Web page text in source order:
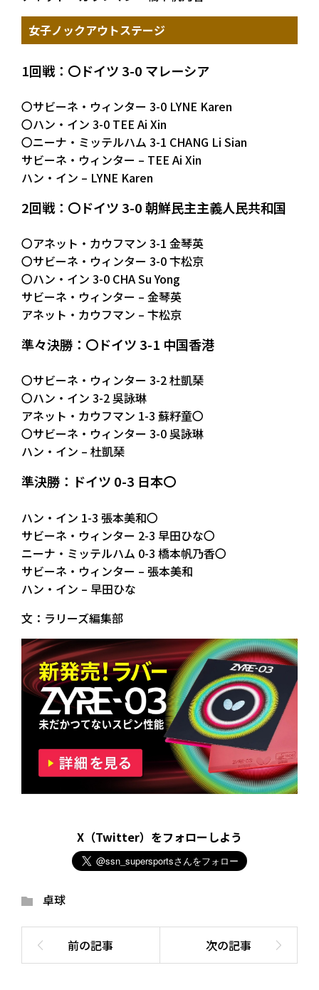
女子ノックアウトステージ
1回戦：〇ドイツ 3-0 マレーシア
〇サビーネ・ウィンター 3-0 LYNE Karen
〇ハン・イン 3-0 TEE Ai Xin
〇ニーナ・ミッテルハム 3-1 CHANG Li Sian
サビーネ・ウィンター – TEE Ai Xin
ハン・イン – LYNE Karen
2回戦：〇ドイツ 3-0 朝鮮民主主義人民共和国
〇アネット・カウフマン 3-1 金琴英
〇サビーネ・ウィンター 3-0 卞松京
〇ハン・イン 3-0 CHA Su Yong
サビーネ・ウィンター – 金琴英
アネット・カウフマン – 卞松京
準々決勝：〇ドイツ 3-1 中国香港
〇サビーネ・ウィンター 3-2 杜凱琹
〇ハン・イン 3-2 吳詠琳
アネット・カウフマン 1-3 蘇籽童〇
〇サビーネ・ウィンター 3-0 吳詠琳
ハン・イン – 杜凱琹
準決勝：ドイツ 0-3 日本〇
ハン・イン 1-3 張本美和〇
サビーネ・ウィンター 2-3 早田ひな〇
ニーナ・ミッテルハム 0-3 橋本帆乃香〇
サビーネ・ウィンター – 張本美和
ハン・イン – 早田ひな
文：ラリーズ編集部
X（Twitter）をフォローしよう
卓球